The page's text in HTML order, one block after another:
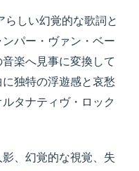
らしい幻覚的な歌詞と
パー・ヴァン・ベー
楽へ見事に変換して
独特の浮遊感と哀愁
タナティヴ・ロック
、幻覚的な視覚、失